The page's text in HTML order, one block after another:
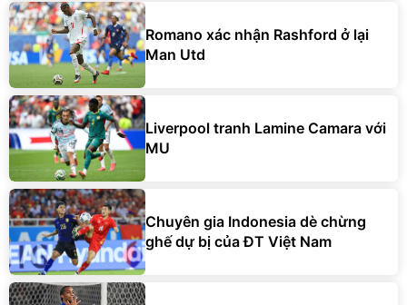
Romano xác nhận Rashford ở lại
Man Utd
Liverpool tranh Lamine Camara với
MU
Chuyên gia Indonesia dè chừng
ghế dự bị của ĐT Việt Nam